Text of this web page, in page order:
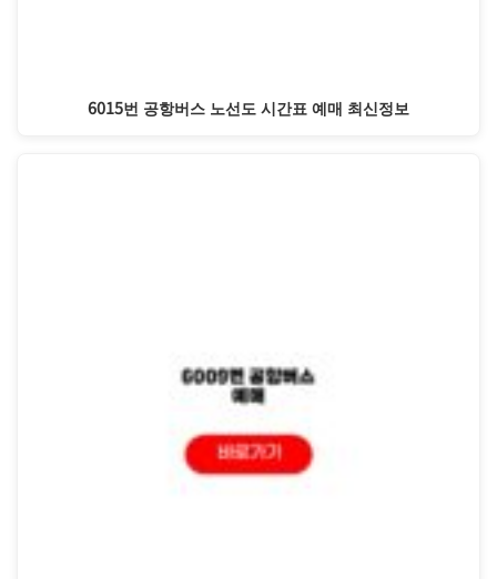
6015번 공항버스 노선도 시간표 예매 최신정보